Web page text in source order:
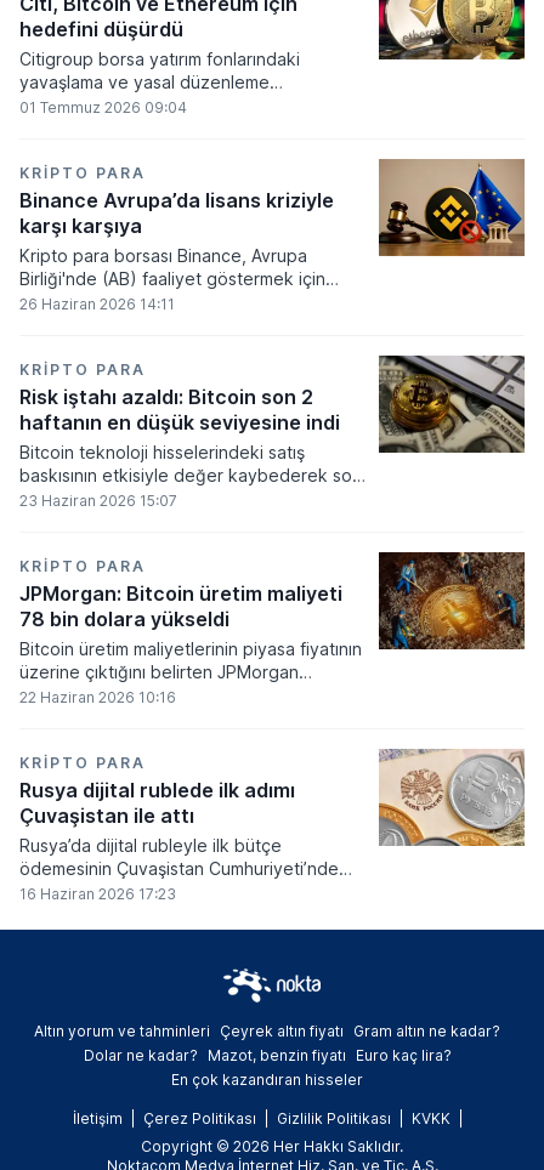
hedefini düşürdü
Citigroup borsa yatırım fonlarındaki
yavaşlama ve yasal düzenleme
beklentilerinin zayıflaması üzerine kripto
01 Temmuz 2026 09:04
KRIPTO PARA
Binance Avrupa’da lisans kriziyle
karşı karşıya
Kripto para borsası Binance, Avrupa
Birliği'nde (AB) faaliyet göstermek için
gerekli düzenleyici onayları alamadı.
26 Haziran 2026 14:11
KRIPTO PARA
Risk iştahı azaldı: Bitcoin son 2
haftanın en düşük seviyesine indi
Bitcoin teknoloji hisselerindeki satış
baskısının etkisiyle değer kaybederek son
iki haftanın en düşük seviyesini gördü.
23 Haziran 2026 15:07
KRIPTO PARA
JPMorgan: Bitcoin üretim maliyeti
78 bin dolara yükseldi
Bitcoin üretim maliyetlerinin piyasa fiyatının
üzerine çıktığını belirten JPMorgan
analistleri, madencilik sektöründeki kârlılık
22 Haziran 2026 10:16
KRIPTO PARA
Rusya dijital rublede ilk adımı
Çuvaşistan ile attı
Rusya’da dijital rubleyle ilk bütçe
ödemesinin Çuvaşistan Cumhuriyeti’nde
gerçekleştirildiği bildirildi.
16 Haziran 2026 17:23
Altın yorum ve tahminleri Çeyrek altın fiyatı
Gram altın ne kadar?
Dolar ne kadar?
Mazot, benzin fiyatı
Euro kaç lira?
En çok kazandıran hisseler
İletişim Çerez Politikası Gizlilik Politikası
KVKK
Copyright © 2026 Her Hakkı Saklıdır.
Noktacom Medya İnternet Hiz. San. ve Tic. A.Ş.